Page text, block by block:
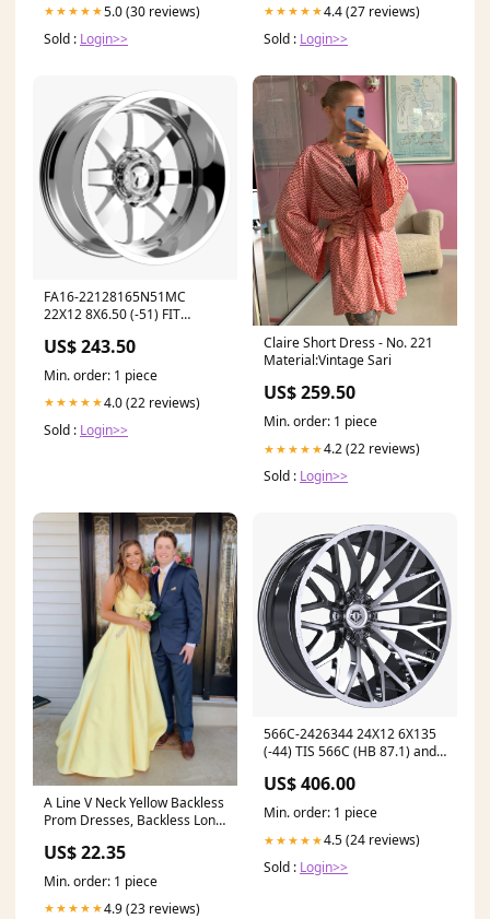
★★★★★5.0 (30 reviews)
Sold : Login>>
★★★★★4.4 (27 reviews)
Sold : Login>>
FA16-22128165N51MC
22X12 8X6.50 (-51) FIT
US$ 243.50
Min. order: 1 piece
★★★★★4.0 (22 reviews)
Sold : Login>>
Claire Short Dress - No. 221
Material:Vintage Sari
US$ 259.50
Min. order: 1 piece
★★★★★4.2 (22 reviews)
Sold : Login>>
A Line V Neck Yellow Backless
Prom Dresses, Backless Long
US$ 22.35
Min. order: 1 piece
★★★★★4.9 (23 reviews)
566C-2426344 24X12 6X135
(-44) TIS 566C (HB 87.1) and
US$ 406.00
Min. order: 1 piece
★★★★★4.5 (24 reviews)
Sold : Login>>